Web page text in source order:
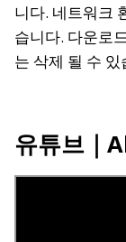
니다. 네트워크
습니다. 다운로
는 삭제 될 수 있
유튜브 ｜